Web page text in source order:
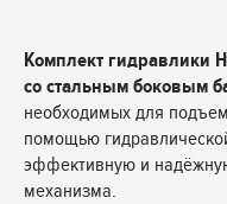
Комплект гидравлики
со стальным боковым
необходимых для
помощью
эффективную и
механизма.